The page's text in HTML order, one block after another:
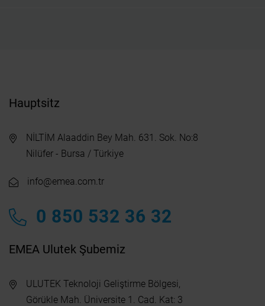
Hauptsitz
NİLTİM Alaaddin Bey Mah. 631. Sok. No:8
Nilüfer - Bursa / Türkiye
info@emea.com.tr
0 850 532 36 32
EMEA Ulutek Şubemiz
ULUTEK Teknoloji Geliştirme Bölgesi,
Görükle Mah. Üniversite 1. Cad. Kat: 3